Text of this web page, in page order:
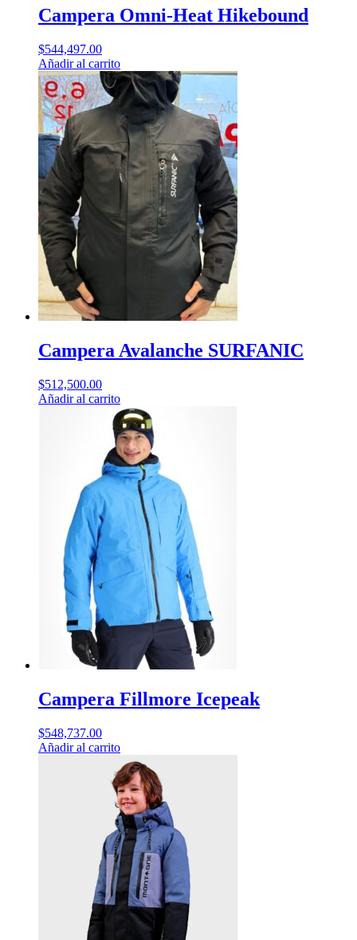
Campera Omni-Heat Hikebound
$544,497.00
Añadir al carrito
Campera Avalanche SURFANIC
$512,500.00
Añadir al carrito
Campera Fillmore Icepeak
$548,737.00
Añadir al carrito